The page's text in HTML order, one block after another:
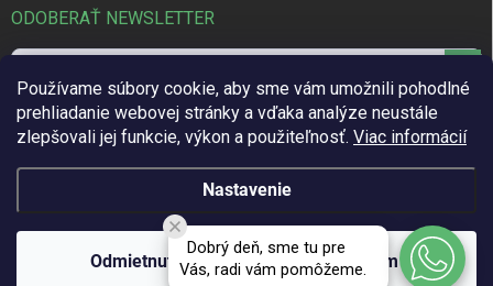
Používame súbory cookie, aby sme vám umožnili pohodlné
prehliadanie webovej stránky a vďaka analýze neustále
zlepšovali jej funkcie, výkon a použiteľnosť. Viac informácií
Nastavenie
Odmietnuť Súhlasím
ODOBERAŤ NEWSLETTER
Vložením e-mailu súhlasíte spodmienkami ochrany osobných údajov
sa
Copyright 2026TechGarden.sk . Všetky práva vyhradené.Upraviť
nastavenie cookies
Dobrý deň, sme tu pre
Vás, radi vám pomôžeme.